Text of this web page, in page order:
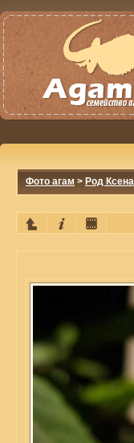
Фото агам > Род